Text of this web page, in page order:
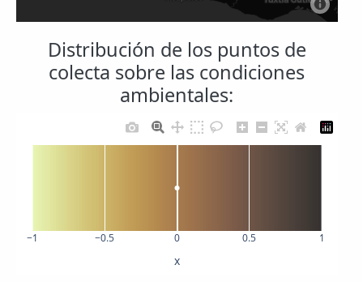
Distribución de los puntos de
colecta sobre las condiciones
ambientales:
−1 −0.5 0 0.5 1
x